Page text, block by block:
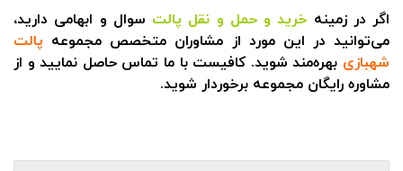
اگر در زمینه خرید و حمل و نقل پالت سوال و ابهامی دارید،
می‌توانید در این مورد از مشاوران متخصص مجموعه پالت
شهبازی بهره‌مند شوید. کافیست با ما تماس حاصل نمایید و از
مشاوره رایگان مجموعه برخوردار شوید.